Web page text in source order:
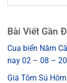
Bài Viết Gần
Cua biển Năm
nay 02 – 08 –
Giá Tôm Sú